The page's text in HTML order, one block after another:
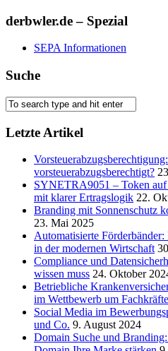
derbwler.de – Spezial
SEPA Informationen
Suche
Letzte Artikel
vorsteuerabzugsberechtigt?
SYNETRA9051 – Token auf
mit klarer Ertragslogik 22.
Branding mit Sonnenschutz
23. Mai 2025
Automatisierte
in der modernen Wirtschaft
Compliance und
wissen muss 24. Oktober
Betriebliche
im Wettbewerb um Fachkräfte
Social Media im
und Co. 9. August 2024
Domain Suche und